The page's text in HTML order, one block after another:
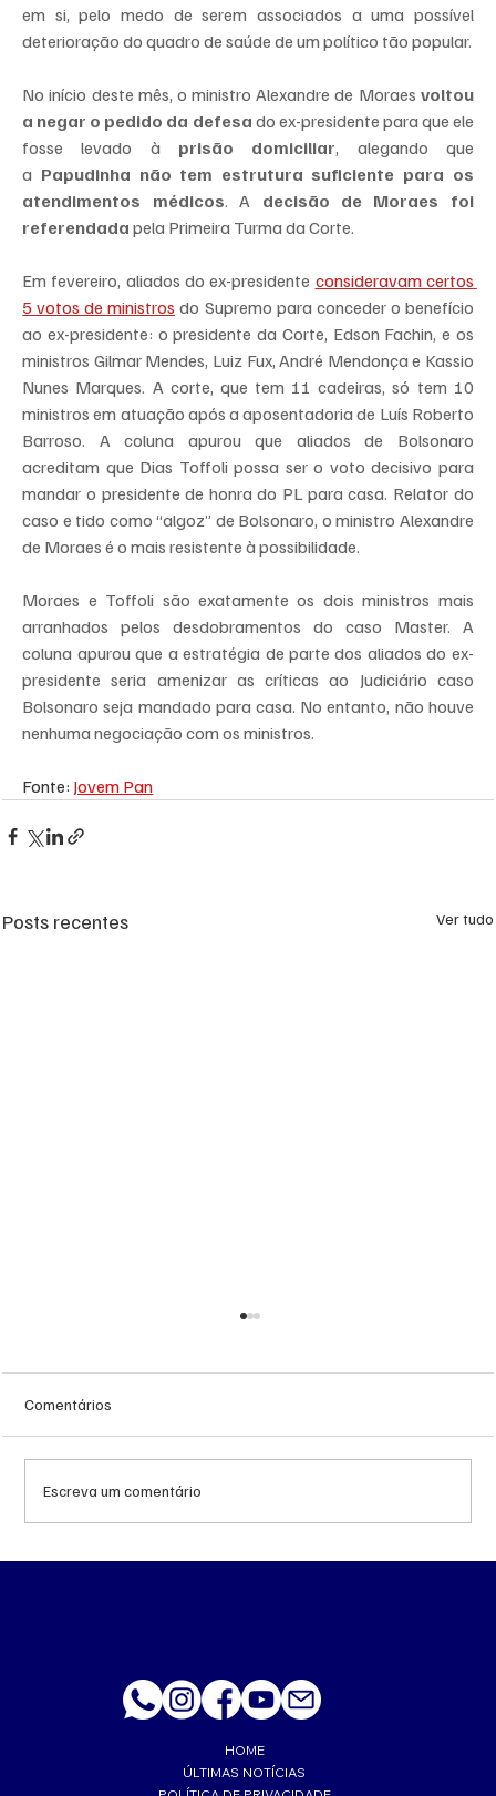
em si, pelo medo de serem associados a uma possível
deterioração do quadro de saúde de um político tão popular.
No início deste mês, o ministro Alexandre de Moraes voltou
a negar o pedido da defesa do ex-presidente para que ele
fosse levado à prisão domiciliar, alegando que
a Papudinha não tem estrutura suficiente para os
atendimentos médicos. A decisão de Moraes foi
referendada pela Primeira Turma da Corte.
Em fevereiro, aliados do ex-presidente consideravam certos
5 votos de ministros do Supremo para conceder o benefício
ao ex-presidente: o presidente da Corte, Edson Fachin, e os
ministros Gilmar Mendes, Luiz Fux, André Mendonça e Kassio
Nunes Marques. A corte, que tem 11 cadeiras, só tem 10
ministros em atuação após a aposentadoria de Luís Roberto
Barroso. A coluna apurou que aliados de Bolsonaro
acreditam que Dias Toffoli possa ser o voto decisivo para
mandar o presidente de honra do PL para casa. Relator do
caso e tido como “algoz” de Bolsonaro, o ministro Alexandre
de Moraes é o mais resistente à possibilidade.
Moraes e Toffoli são exatamente os dois ministros mais
arranhados pelos desdobramentos do caso Master. A
coluna apurou que a estratégia de parte dos aliados do ex-
presidente seria amenizar as críticas ao Judiciário caso
Bolsonaro seja mandado para casa. No entanto, não houve
nenhuma negociação com os ministros.
Fonte: Jovem Pan
Posts recentes Ver tudo
Comentários
Escreva um comentário
HOME
ÚLTIMAS NOTÍCIAS